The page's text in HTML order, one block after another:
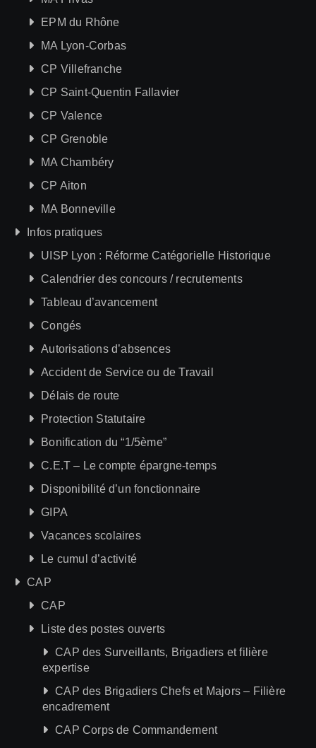
EPM du Rhône
MA Lyon-Corbas
CP Villefranche
CP Saint-Quentin Fallavier
CP Valence
CP Grenoble
MA Chambéry
CP Aiton
MA Bonneville
Infos pratiques
UISP Lyon : Réforme Catégorielle Historique
Calendrier des concours / recrutements
Tableau d’avancement
Congés
Autorisations d’absences
Accident de Service ou de Travail
Délais de route
Protection Statutaire
Bonification du “1/5ème”
C.E.T – Le compte épargne-temps
Disponibilité d’un fonctionnaire
GIPA
Vacances scolaires
Le cumul d’activité
CAP
CAP
Liste des postes ouverts
CAP des Surveillants, Brigadiers et filière
expertise
CAP des Brigadiers Chefs et Majors – Filière
encadrement
CAP Corps de Commandement